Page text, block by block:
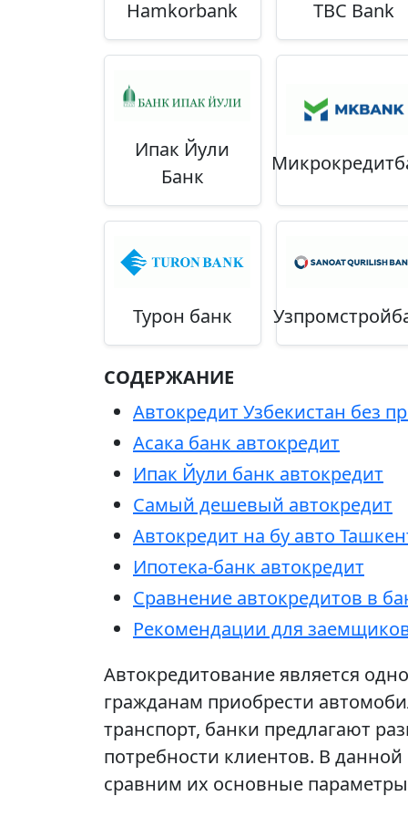
Hamkorbank TBC Bank
Ипак Йули
Банк
Турон банк
СОДЕРЖАНИЕ
Автокредит Узбекистан без
Асака банк автокредит
Ипак Йули банк автокредит
Самый дешевый автокредит
Автокредит на бу авто
Ипотека-банк автокредит
Сравнение автокредитов в
Рекомендации для
Автокредитование является
гражданам приобрести
транспорт, банки предлагают
потребности клиентов. В
сравним их основные